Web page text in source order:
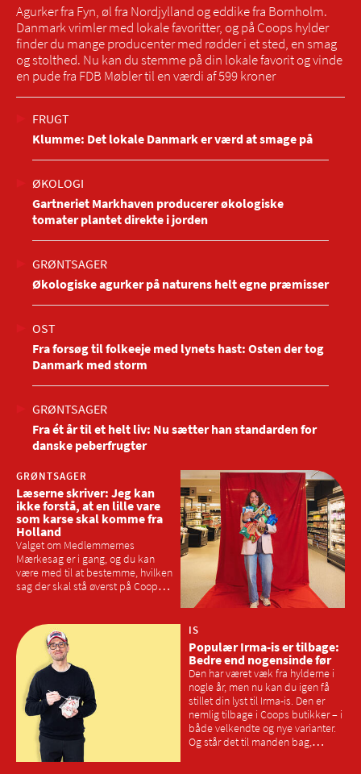
Agurker fra Fyn, øl fra Nordjylland og eddike fra Bornholm.
Danmark vrimler med lokale favoritter, og på Coops hylder
finder du mange producenter med rødder i et sted, en smag
og stolthed. Nu kan du stemme på din lokale favorit og vinde
en pude fra FDB Møbler til en værdi af 599 kroner
FRUGT
Klumme: Det lokale Danmark er værd at smage på
ØKOLOGI
Gartneriet Markhaven producerer økologiske
tomater plantet direkte i jorden
GRØNTSAGER
Økologiske agurker på naturens helt egne præmisser
OST
Fra forsøg til folkeeje med lynets hast: Osten der tog
Danmark med storm
GRØNTSAGER
Fra ét år til et helt liv: Nu sætter han standarden for
danske peberfrugter
GRØNTSAGER
Læserne skriver: Jeg kan
ikke forstå, at en lille vare
som karse skal komme fra
Holland
Valget om Medlemmernes
Mærkesag er i gang, og du kan
være med til at bestemme, hvilken
sag der skal stå øverst på Coops
lokale varer skal fylde på
hylderne, og hvad der skal til for at
vælge dansk og lokalt frem for
udenlandske varer
IS
Populær Irma-is er tilbage:
Bedre end nogensinde før
Den har været væk fra hylderne i
nogle år, men nu kan du igen få
stillet din lyst til Irma-is. Den er
nemlig tilbage i Coops butikker – i
både velkendte og nye varianter.
Og står det til manden bag,